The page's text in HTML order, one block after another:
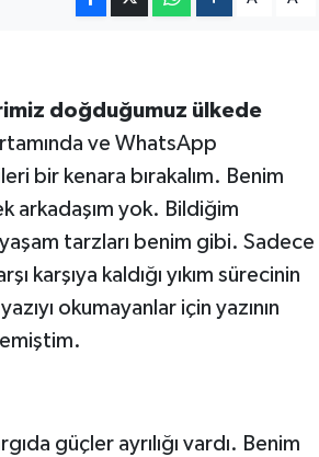
doğduğumuz ülkede
ve WhatsApp
bir kenara bırakalım. Benim
arkadaşım yok. Bildiğim
tarzları benim gibi. Sadece
kaldığı yıkım sürecinin
okumayanlar için yazının
güçler ayrılığı vardı. Benim